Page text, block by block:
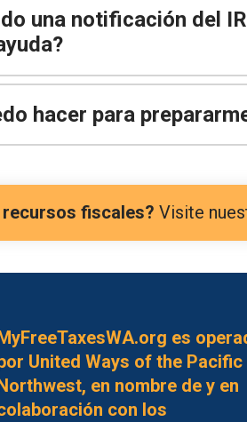
una notificación del
hacer para
fiscales? Visite
es
United Ways of the Pacific
en nombre de y en
con los